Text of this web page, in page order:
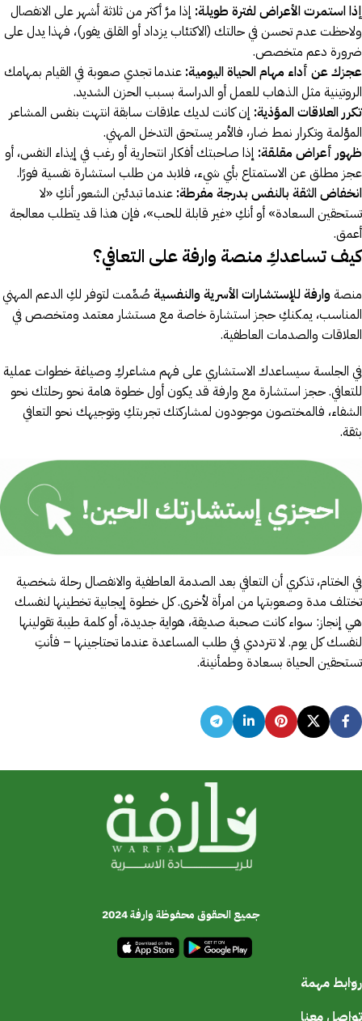
إذا استمرت الأعراض لفترة طويلة: إذا مرَّ أكثر من ثلاثة أشهر على الانفصال
ولاحظت عدم تحسن في حالتك (الاكتئاب يزداد أو القلق يفور)، فهذا يدل على
ضرورة دعم متخصص.
عجزك عن أداء مهام الحياة اليومية: عندما تجدي صعوبة في القيام بمهامك
الروتينية مثل الذهاب للعمل أو الدراسة بسبب الحزن الشديد.
تكرر العلاقات المؤذية: إن كانت لديك علاقات سابقة انتهت بنفس المشاعر
المؤلمة وتكرار نمط ضار، فالأمر يستحق التدخل المهني.
ظهور أعراض مقلقة: إذا صاحبتك أفكار انتحارية أو رغب في إيذاء النفس، أو
عجز مطلق عن الاستمتاع بأي شيء، فلابد من طلب استشارة نفسية فورًا.
انخفاض الثقة بالنفس بدرجة مفرطة: عندما تبدئين الشعور أنكِ «لا
تستحقين السعادة» أو أنكِ «غير قابلة للحب»، فإن هذا قد يتطلب معالجة
أعمق.
كيف تساعدكِ منصة وارفة على التعافي؟
منصة وارفة للإستشارات الأسرية والنفسية صُمِّمت لتوفر لكِ الدعم المهني
المناسب، يمكنكِ حجز استشارة خاصة مع مستشار معتمد ومتخصص في
العلاقات والصدمات العاطفية.
في الجلسة سيساعدك الاستشاري على فهم مشاعركِ وصياغة خطوات عملية
للتعافي. حجز استشارة مع وارفة قد يكون أول خطوة هامة نحو رحلتك نحو
الشفاء، فالمختصون موجودون لمشاركتك تجربتكِ وتوجيهك نحو التعافي
بثقة.
في الختام، تذكري أن التعافي بعد الصدمة العاطفية والانفصال رحلة شخصية
تختلف مدة وصعوبتها من امرأة لأخرى. كل خطوة إيجابية تخطينها لنفسك
هي إنجاز: سواء كانت صحبة صديقة، هواية جديدة، أو كلمة طيبة تقولينها
لنفسك كل يوم. لا تترددي في طلب المساعدة عندما تحتاجينها – فأنتِ
تستحقين الحياة بسعادة وطمأنينة.
جميع الحقوق محفوظة وارفة 2024
روابط مهمة
تواصل معنا